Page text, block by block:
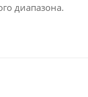
диапазона.